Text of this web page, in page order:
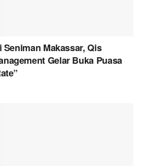
Makassar, Qis
Gelar Buka Puasa